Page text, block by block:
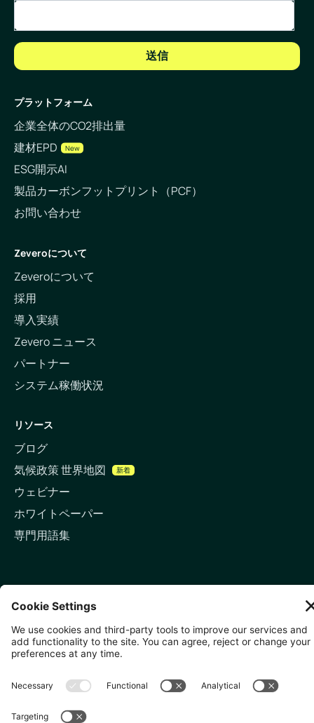
プラットフォーム
企業全体のCO2排出量
建材EPD
New
ESG開示AI
製品カーボンフットプリント（PCF）
お問い合わせ
Zeveroについて
Zeveroについて
採用
導入実績
Zevero ニュース
パートナー
システム稼働状況
リソース
ブログ
気候政策 世界地図
新着
ウェビナー
ホワイトペーパー
専門用語集
LinkedInメールアドレス
WC1V 6DF
10 Anson Rd, #05-01,
079903
〒107-0052 東京都港区赤坂5